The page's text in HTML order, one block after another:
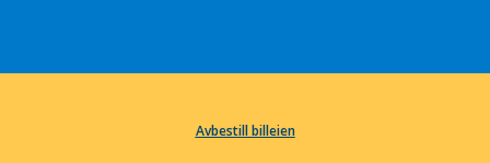
Avbestill billeien